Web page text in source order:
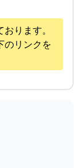
ります。
のリンクを